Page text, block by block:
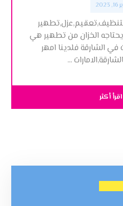
الخزان من تطهير هي
الشارقة فلدينا امهر
...
اقرأ أكثر